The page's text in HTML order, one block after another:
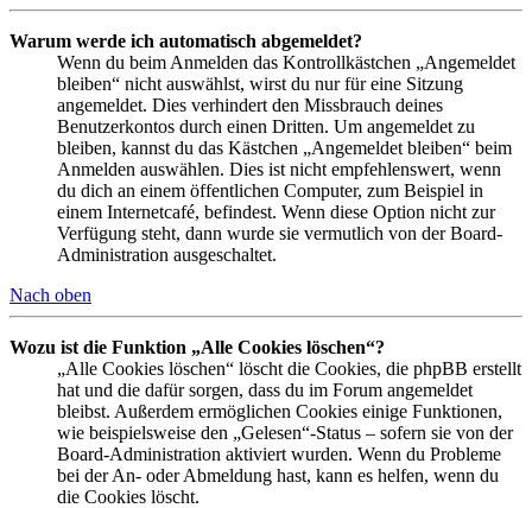
Warum werde ich automatisch abgemeldet?
Wenn du beim Anmelden das Kontrollkästchen „Angemeldet
bleiben“ nicht auswählst, wirst du nur für eine Sitzung
angemeldet. Dies verhindert den Missbrauch deines
Benutzerkontos durch einen Dritten. Um angemeldet zu
bleiben, kannst du das Kästchen „Angemeldet bleiben“ beim
Anmelden auswählen. Dies ist nicht empfehlenswert, wenn
du dich an einem öffentlichen Computer, zum Beispiel in
einem Internetcafé, befindest. Wenn diese Option nicht zur
Verfügung steht, dann wurde sie vermutlich von der Board-
Administration ausgeschaltet.
Nach oben
Wozu ist die Funktion „Alle Cookies löschen“?
„Alle Cookies löschen“ löscht die Cookies, die phpBB erstellt
hat und die dafür sorgen, dass du im Forum angemeldet
bleibst. Außerdem ermöglichen Cookies einige Funktionen,
wie beispielsweise den „Gelesen“-Status – sofern sie von der
Board-Administration aktiviert wurden. Wenn du Probleme
bei der An- oder Abmeldung hast, kann es helfen, wenn du
die Cookies löscht.